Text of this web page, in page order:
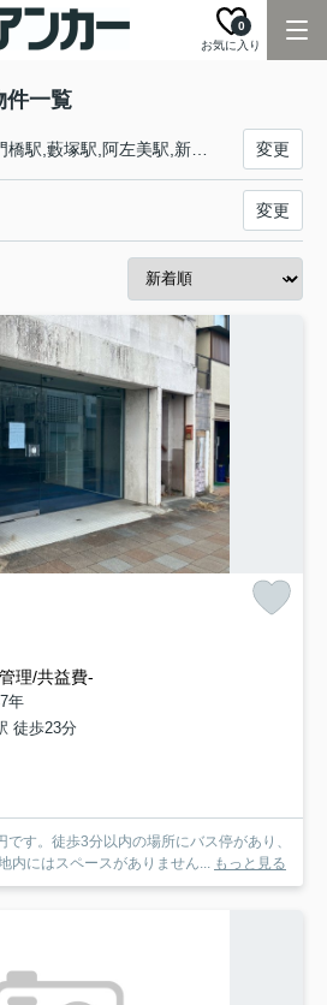
お気に入り
0
件一覧
変更
変更
管理/共益費-
年
徒歩23分
す。徒歩3分以内の場所にバス停があり、
内にはスペースがありません... もっと見る